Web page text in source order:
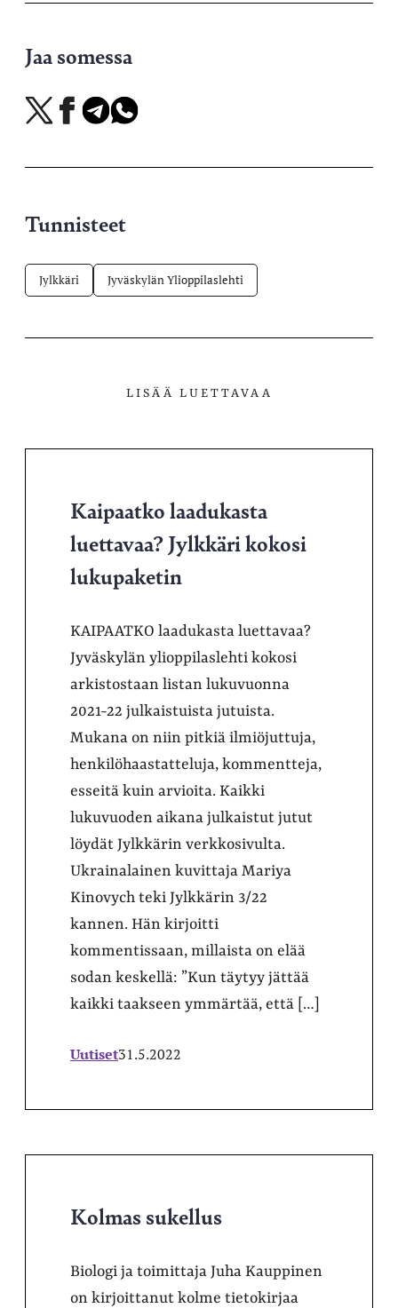
Jaa somessa
Jaa
X-
Jaa
Facebookissa
Jaa
Telegramissa
Jaa
WhatsAppissa
Tunnisteet
Jylkkäri Jyväskylän Ylioppilaslehti
LISÄÄ LUETTAVAA
Kaipaatko laadukasta
luettavaa? Jylkkäri kokosi
lukupaketin
KAIPAATKO laadukasta luettavaa?
Jyväskylän ylioppilaslehti kokosi
arkistostaan listan lukuvuonna
2021-22 julkaistuista jutuista.
Mukana on niin pitkiä ilmiöjuttuja,
henkilöhaastatteluja, kommentteja,
esseitä kuin arvioita. Kaikki
lukuvuoden aikana julkaistut jutut
löydät Jylkkärin verkkosivulta.
Ukrainalainen kuvittaja Mariya
Kinovych teki Jylkkärin 3/22
kannen. Hän kirjoitti
kommentissaan, millaista on elää
sodan keskellä: ”Kun täytyy jättää
kaikki taakseen ymmärtää, että […]
Uutiset31.5.2022
Kolmas sukellus
Biologi ja toimittaja Juha Kauppinen
on kirjoittanut kolme tietokirjaa